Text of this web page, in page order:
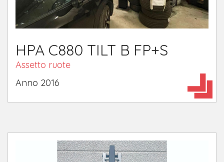
HPA C880 TILT B FP+S
Assetto ruote
Anno 2016